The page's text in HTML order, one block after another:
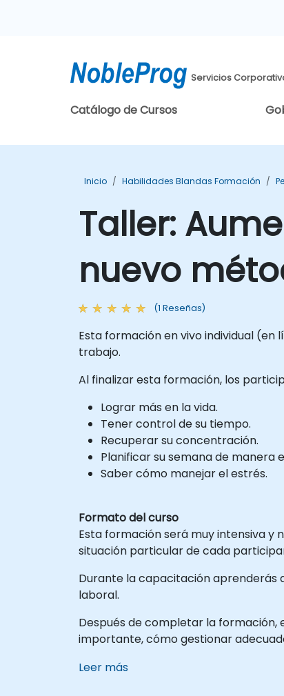
Servicios
Catálogo de Cursos
Inicio Habilidades Blandas Formación
Taller:
nuevo
(1 Reseñas)
Esta formación en vivo individual
trabajo.
Al finalizar esta formación, los
Lograr más en la vida.
Tener control de su tiempo.
Recuperar su concentración.
Planificar su semana de manera
Saber cómo manejar el estrés.
Formato del curso
Esta formación será muy intensiva
situación particular de cada
Durante la capacitación aprenderás
laboral.
Después de completar la
importante, cómo gestionar
Leer más